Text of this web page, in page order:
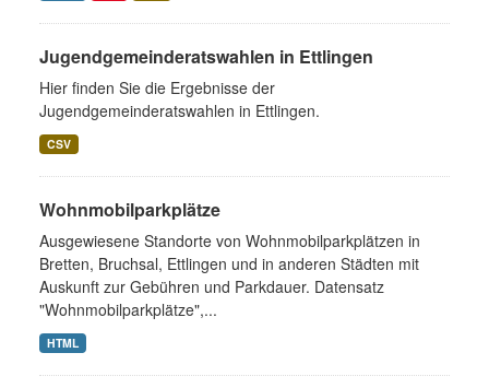
Jugendgemeinderatswahlen in Ettlingen
Hier finden Sie die Ergebnisse der
Jugendgemeinderatswahlen in Ettlingen.
CSV
Wohnmobilparkplätze
Ausgewiesene Standorte von Wohnmobilparkplätzen in
Bretten, Bruchsal, Ettlingen und in anderen Städten mit
Auskunft zur Gebühren und Parkdauer. Datensatz
"Wohnmobilparkplätze",...
HTML